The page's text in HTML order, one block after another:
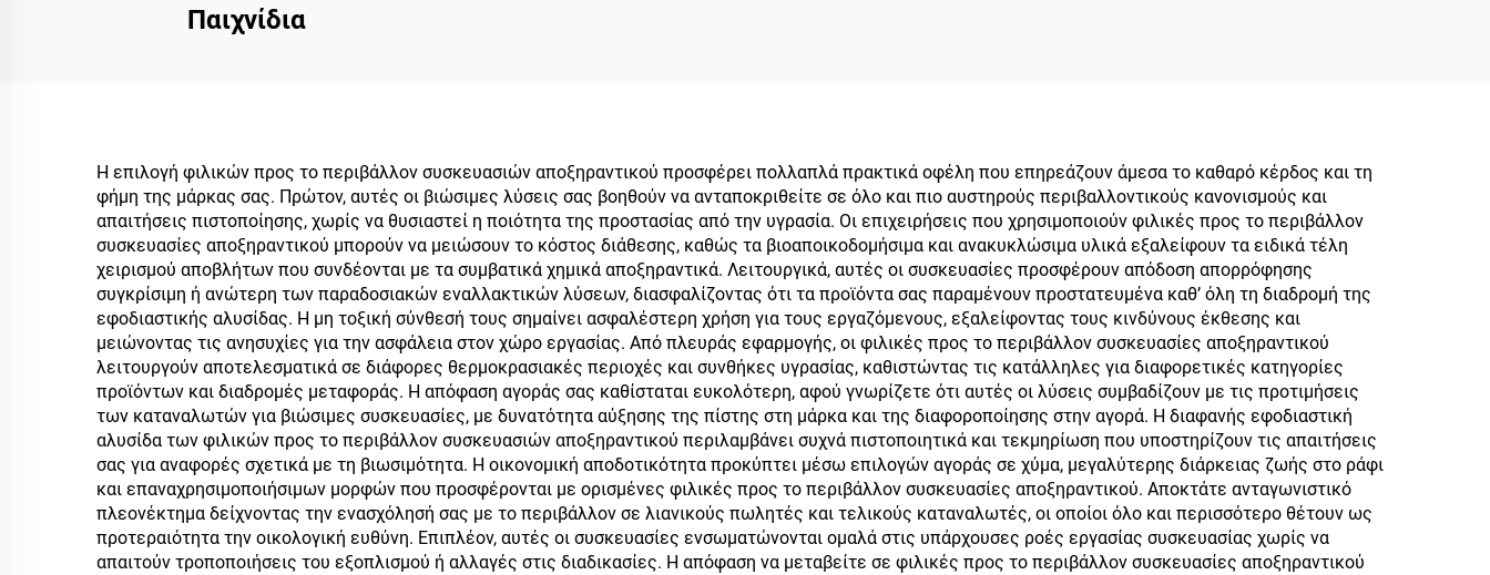
Παιχνίδια
Η επιλογή φιλικών προς το περιβάλλον συσκευασιών αποξηραντικού προσφέρει πολλαπλά πρακτικά οφέλη που επηρεάζουν άμεσα το καθαρό κέρδος και τη
φήμη της μάρκας σας. Πρώτον, αυτές οι βιώσιμες λύσεις σας βοηθούν να ανταποκριθείτε σε όλο και πιο αυστηρούς περιβαλλοντικούς κανονισμούς και
απαιτήσεις πιστοποίησης, χωρίς να θυσιαστεί η ποιότητα της προστασίας από την υγρασία. Οι επιχειρήσεις που χρησιμοποιούν φιλικές προς το περιβάλλον
συσκευασίες αποξηραντικού μπορούν να μειώσουν το κόστος διάθεσης, καθώς τα βιοαποικοδομήσιμα και ανακυκλώσιμα υλικά εξαλείφουν τα ειδικά τέλη
χειρισμού αποβλήτων που συνδέονται με τα συμβατικά χημικά αποξηραντικά. Λειτουργικά, αυτές οι συσκευασίες προσφέρουν απόδοση απορρόφησης
συγκρίσιμη ή ανώτερη των παραδοσιακών εναλλακτικών λύσεων, διασφαλίζοντας ότι τα προϊόντα σας παραμένουν προστατευμένα καθ’ όλη τη διαδρομή της
εφοδιαστικής αλυσίδας. Η μη τοξική σύνθεσή τους σημαίνει ασφαλέστερη χρήση για τους εργαζόμενους, εξαλείφοντας τους κινδύνους έκθεσης και
μειώνοντας τις ανησυχίες για την ασφάλεια στον χώρο εργασίας. Από πλευράς εφαρμογής, οι φιλικές προς το περιβάλλον συσκευασίες αποξηραντικού
λειτουργούν αποτελεσματικά σε διάφορες θερμοκρασιακές περιοχές και συνθήκες υγρασίας, καθιστώντας τις κατάλληλες για διαφορετικές κατηγορίες
προϊόντων και διαδρομές μεταφοράς. Η απόφαση αγοράς σας καθίσταται ευκολότερη, αφού γνωρίζετε ότι αυτές οι λύσεις συμβαδίζουν με τις προτιμήσεις
των καταναλωτών για βιώσιμες συσκευασίες, με δυνατότητα αύξησης της πίστης στη μάρκα και της διαφοροποίησης στην αγορά. Η διαφανής εφοδιαστική
αλυσίδα των φιλικών προς το περιβάλλον συσκευασιών αποξηραντικού περιλαμβάνει συχνά πιστοποιητικά και τεκμηρίωση που υποστηρίζουν τις απαιτήσεις
σας για αναφορές σχετικά με τη βιωσιμότητα. Η οικονομική αποδοτικότητα προκύπτει μέσω επιλογών αγοράς σε χύμα, μεγαλύτερης διάρκειας ζωής στο ράφι
και επαναχρησιμοποιήσιμων μορφών που προσφέρονται με ορισμένες φιλικές προς το περιβάλλον συσκευασίες αποξηραντικού. Αποκτάτε ανταγωνιστικό
πλεονέκτημα δείχνοντας την ενασχόλησή σας με το περιβάλλον σε λιανικούς πωλητές και τελικούς καταναλωτές, οι οποίοι όλο και περισσότερο θέτουν ως
προτεραιότητα την οικολογική ευθύνη. Επιπλέον, αυτές οι συσκευασίες ενσωματώνονται ομαλά στις υπάρχουσες ροές εργασίας συσκευασίας χωρίς να
απαιτούν τροποποιήσεις του εξοπλισμού ή αλλαγές στις διαδικασίες. Η απόφαση να μεταβείτε σε φιλικές προς το περιβάλλον συσκευασίες αποξηραντικού